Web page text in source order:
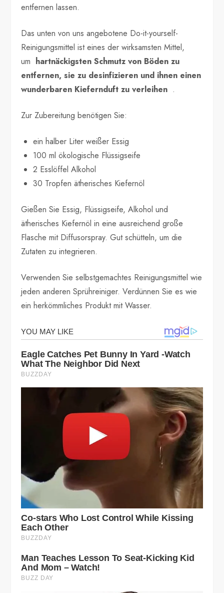
entfernen lassen.
Das unten von uns angebotene Do-it-yourself-
Reinigungsmittel ist eines der wirksamsten Mittel,
um hartnäckigsten Schmutz von Böden zu
entfernen, sie zu desinfizieren und ihnen einen
wunderbaren Kiefernduft zu verleihen .
Zur Zubereitung benötigen Sie:
ein halber Liter weißer Essig
100 ml ökologische Flüssigseife
2 Esslöffel Alkohol
30 Tropfen ätherisches Kiefernöl
Gießen Sie Essig, Flüssigseife, Alkohol und
ätherisches Kiefernöl in eine ausreichend große
Flasche mit Diffusorspray. Gut schütteln, um die
Zutaten zu integrieren.
Verwenden Sie selbstgemachtes Reinigungsmittel wie
jeden anderen Sprühreiniger. Verdünnen Sie es wie
ein herkömmliches Produkt mit Wasser.